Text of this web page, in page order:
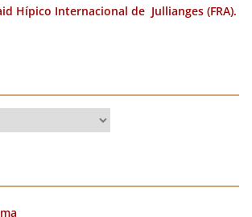
Hípico Internacional de Jullianges (FRA).